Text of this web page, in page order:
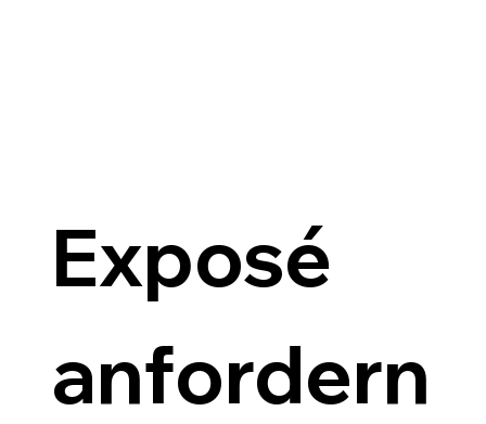
Exposé
anfordern